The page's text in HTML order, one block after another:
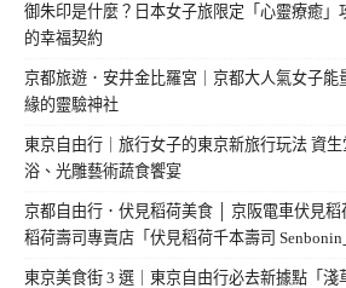
御朱印是什麼？日本女子旅限定「心靈療癒」
的幸福契約
京都旅遊．安井金比羅宮｜京都大人氣女子能
緣的靈驗神社
東京自由行｜旅行女子的東京新旅行玩法 資
浴、光雕藝術蔬食饗宴
京都自由行．伏見稻荷美食 │ 京阪電車伏見
稻荷壽司專賣店「伏見稻荷千本壽司
東京美食街 3 選｜東京自由行必去新據點「淺